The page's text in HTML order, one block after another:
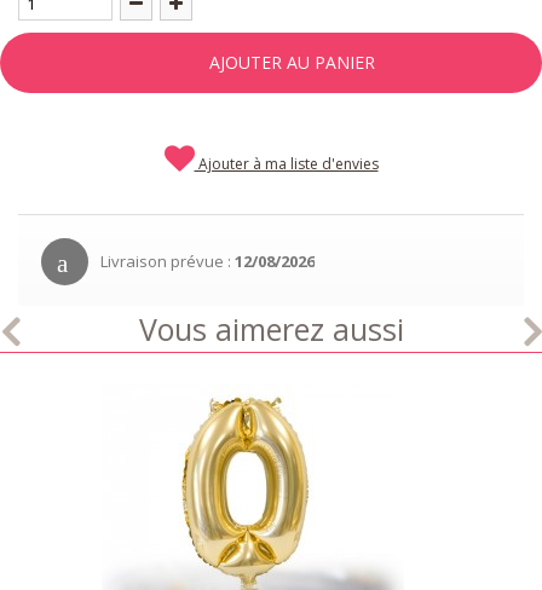
AJOUTER AU PANIER
Ajouter à ma liste d'envies
Livraison prévue : 12/08/2026
Vous aimerez aussi